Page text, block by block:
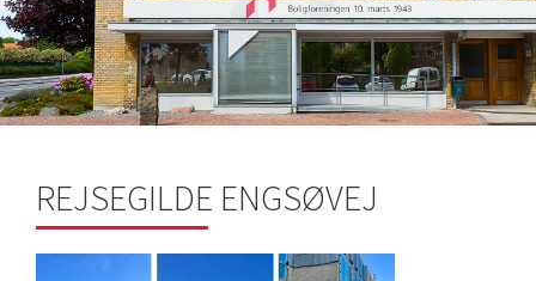
REJSEGILDE ENGSØVEJ